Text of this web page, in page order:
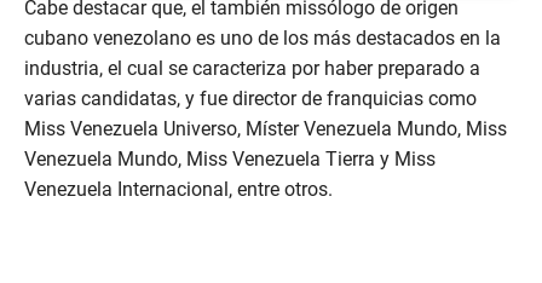
Cabe destacar que, el también missólogo de origen
cubano venezolano es uno de los más destacados en la
industria, el cual se caracteriza por haber preparado a
varias candidatas, y fue director de franquicias como
Miss Venezuela Universo, Míster Venezuela Mundo, Miss
Venezuela Mundo, Miss Venezuela Tierra y Miss
Venezuela Internacional, entre otros.